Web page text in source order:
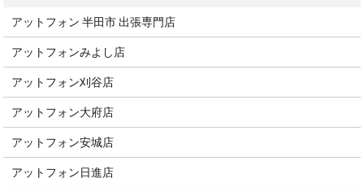
アットフォン 半田市 出張専門店
アットフォンみよし店
アットフォン刈谷店
アットフォン大府店
アットフォン安城店
アットフォン日進店